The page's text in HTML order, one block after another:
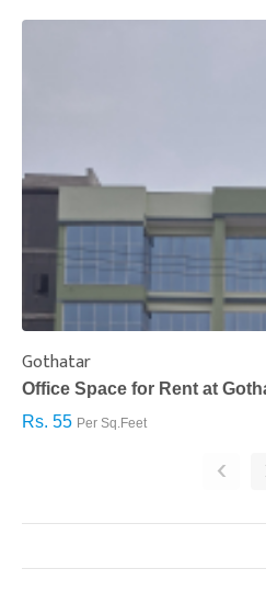
Gothatar
Office Space for Rent at
Rs. 55 Per Sq.Feet
‹